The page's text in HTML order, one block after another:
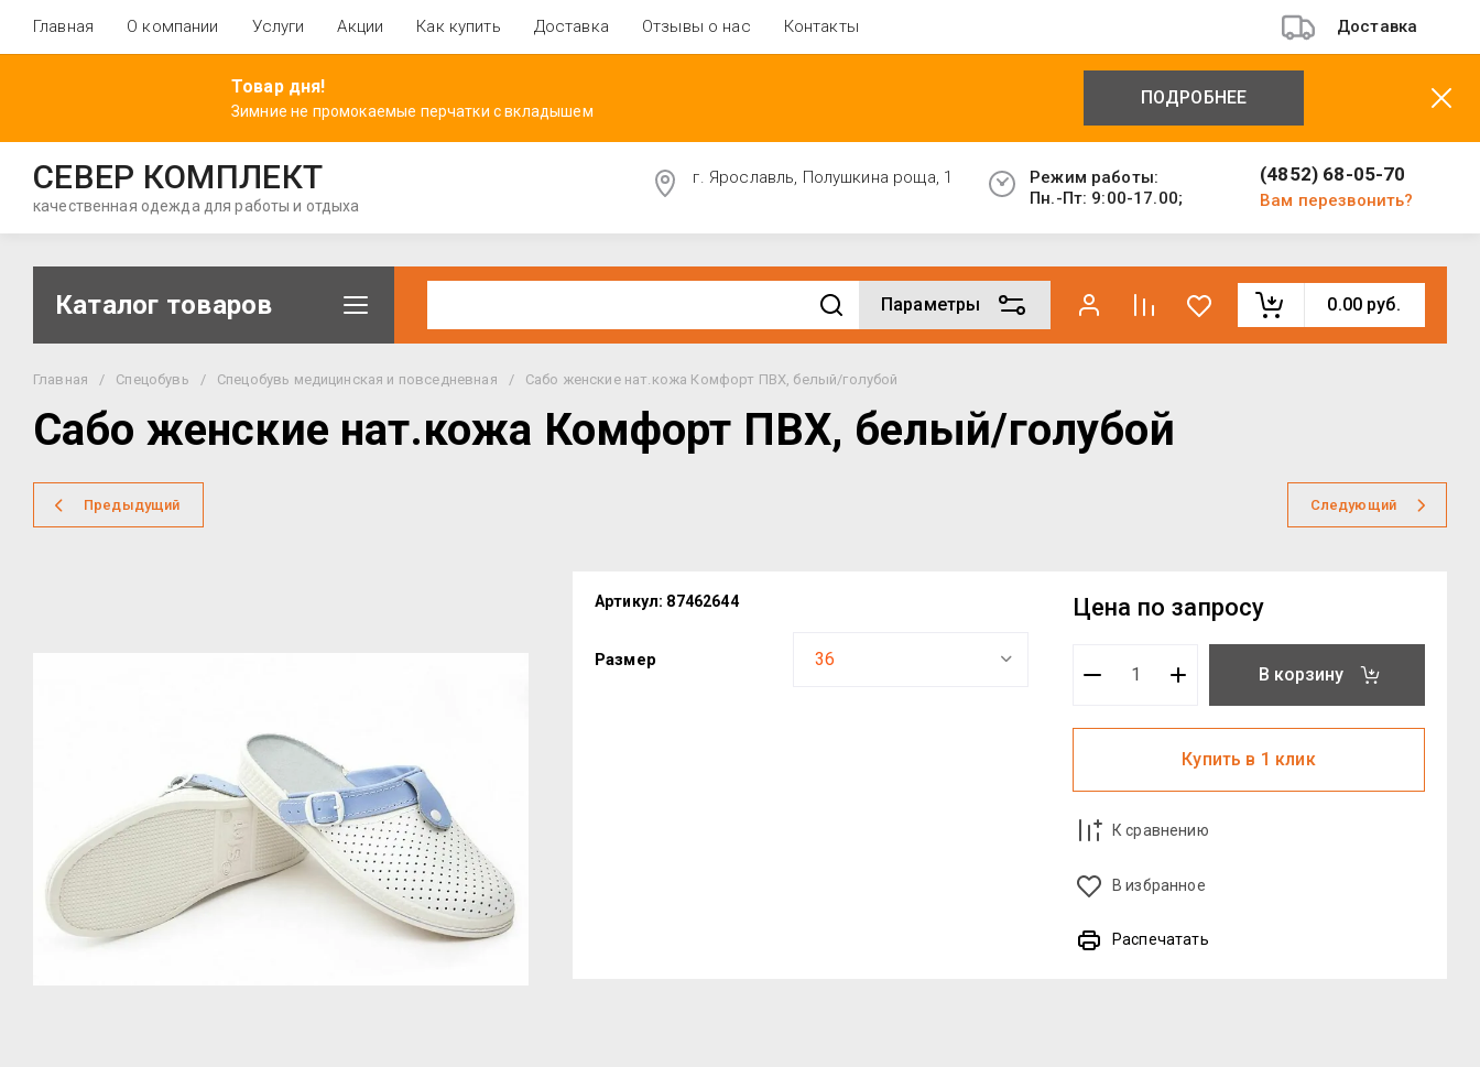
Главная О компании Услуги Акции Как купить Доставка Отзывы о нас Контакты Доставка
Товар дня!
Зимние не промокаемые перчатки с вкладышем
ПОДРОБНЕЕ
СЕВЕР КОМПЛЕКТ
качественная одежда для работы и отдыха
г. Ярославль, Полушкина роща, 1
Режим работы:
Пн.-Пт: 9:00-17.00;
(4852) 68-05-70
Вам перезвонить?
Каталог товаров Параметры 0.00 руб.
Главная / Спецобувь / Спецобувь медицинская и повседневная / Сабо женские нат.кожа Комфорт ПВХ, белый/голубой
Сабо женские нат.кожа Комфорт ПВХ, белый/голубой
Предыдущий Следующий
Артикул: 87462644
Размер
Цена по запросу
В корзину
Купить в 1 клик
К сравнению
В избранное
Распечатать